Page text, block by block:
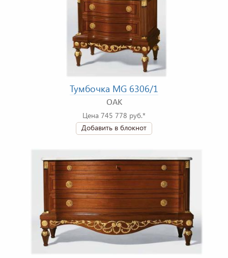
Тумбочка MG 6306/1
OAK
Цена 745 778 руб.*
Добавить в блокнот